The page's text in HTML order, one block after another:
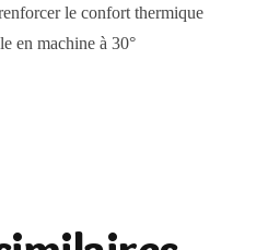
le confort thermique
en machine à 30°